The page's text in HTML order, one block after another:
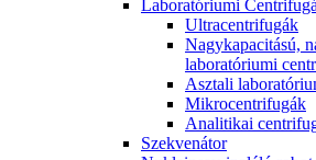
Laboratóriumi
Ultracentrifugák
Nagykapacitású,
laboratóriumi
Asztali
Mikrocentrifugák
Analitikai
Szekvenátor